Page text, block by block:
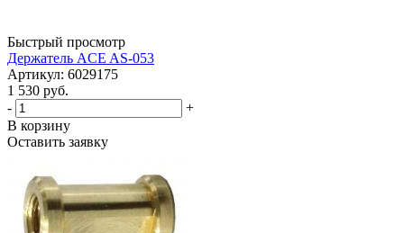
Быстрый просмотр
Держатель ACE AS-053
Артикул: 6029175
1 530 руб.
-
+
В корзину
Оставить заявку